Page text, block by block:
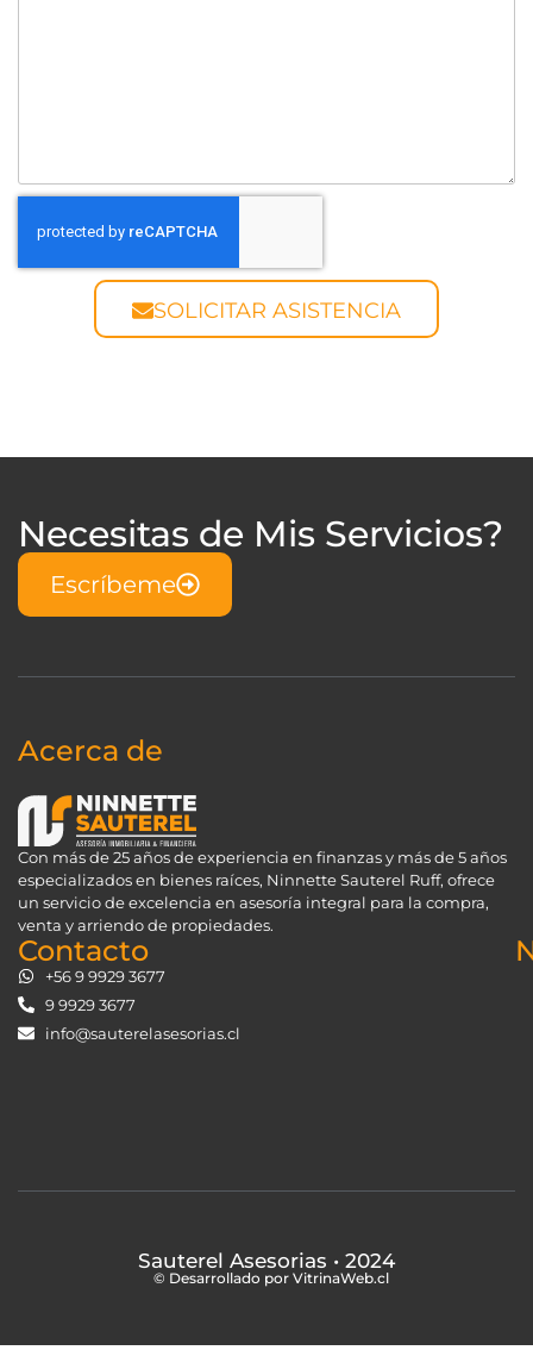
SOLICITAR ASISTENCIA
Necesitas de Mis Servicios?
Escríbeme
Acerca de
Con más de 25 años de experiencia en finanzas y más de 5 años
especializados en bienes raíces, Ninnette Sauterel Ruff, ofrece
un servicio de excelencia en asesoría integral para la compra,
venta y arriendo de propiedades.
Contacto
+56 9 9929 3677
9 9929 3677
info@sauterelasesorias.cl
Sauterel Asesorias • 2024
© Desarrollado por VitrinaWeb.cl